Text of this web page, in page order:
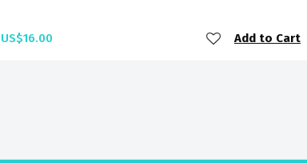
US$16.00 Add to Cart